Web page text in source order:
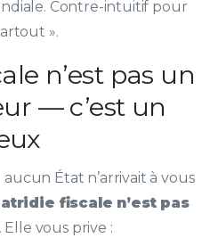
Contre-intuitif pour
».
n’est pas un
— c’est un
État n’arrivait à vous
fiscale n’est pas
. Elle vous prive :